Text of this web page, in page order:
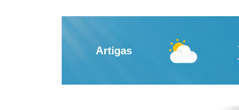
Artigas